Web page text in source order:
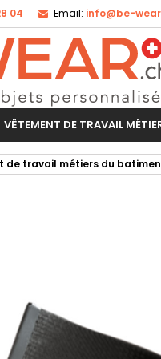
04 Email: info@be-
VÊTEMENT DE TRAVAIL
de travail métiers du